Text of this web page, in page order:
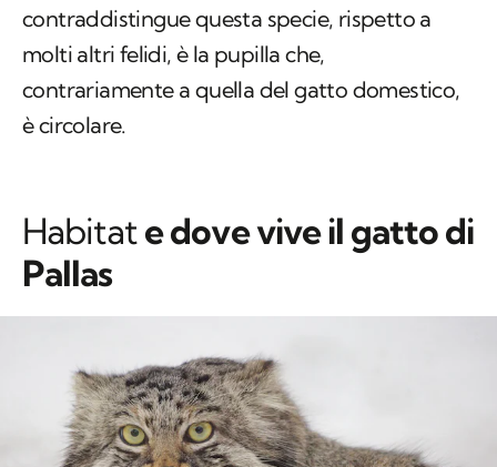
contraddistingue questa specie, rispetto a
molti altri felidi, è la pupilla che,
contrariamente a quella del gatto domestico,
è circolare.
Habitate dove vive il gatto di
Pallas